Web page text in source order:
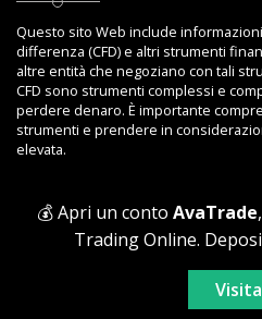
💰 Apri un conto AvaTrade
Trading Online.
Visita
Questo sito Web include
differenza (CFD) e altri strumenti
altre entità che negoziano con tali
CFD sono strumenti complessi e
perdere denaro. È importante
strumenti e prendere in
elevata.
Copyright © 2023 Toptrading.org -
Ipponium 8 - 89853 San Gregorio
All Rights